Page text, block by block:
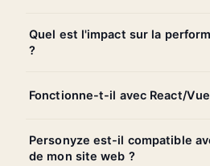
Quel est l'impact sur la
?
Fonctionne-t-il avec React/
Personyze est-il compatible
de mon site web ?